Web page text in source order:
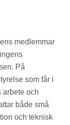
medlemmar
På
som får i
arbete och
både små
och teknisk